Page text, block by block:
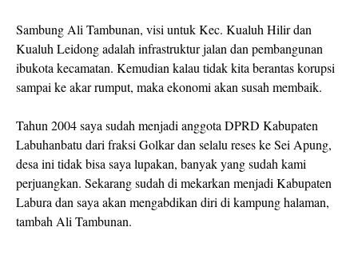
Sambung Ali Tambunan, visi untuk Kec. Kualuh Hilir dan
Kualuh Leidong adalah infrastruktur jalan dan pembangunan
ibukota kecamatan. Kemudian kalau tidak kita berantas korupsi
sampai ke akar rumput, maka ekonomi akan susah membaik.
Tahun 2004 saya sudah menjadi anggota DPRD Kabupaten
Labuhanbatu dari fraksi Golkar dan selalu reses ke Sei Apung,
desa ini tidak bisa saya lupakan, banyak yang sudah kami
perjuangkan. Sekarang sudah di mekarkan menjadi Kabupaten
Labura dan saya akan mengabdikan diri di kampung halaman,
tambah Ali Tambunan.